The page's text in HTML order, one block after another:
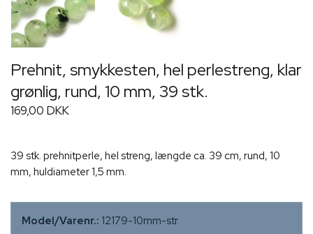
Prehnit, smykkesten, hel perlestreng, klar
grønlig, rund, 10 mm, 39 stk.
169,00 DKK
39 stk. prehnitperle, hel streng, længde ca. 39 cm, rund, 10
mm, huldiameter 1,5 mm.
Model/Varenr.: 12179-10mm-str